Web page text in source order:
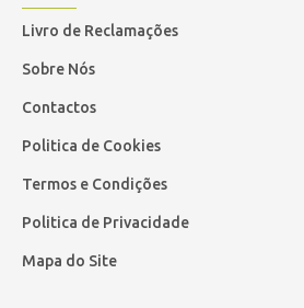
Livro de Reclamações
Sobre Nós
Contactos
Politica de Cookies
Termos e Condições
Politica de Privacidade
Mapa do Site